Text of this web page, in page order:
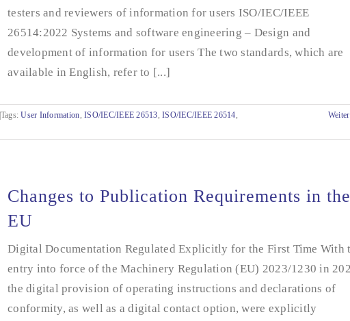
testers and reviewers of information for users ISO/IEC/IEEE
26514:2022 Systems and software engineering – Design and
development of information for users The two standards, which are
available in English, refer to [...]
User Information,ISO/IEC/IEEE 26513,ISO/IEC/IEEE 26514,
Changes to Publication Requirements in the
EU
Digital Documentation Regulated Explicitly for the First Time With
entry into force of the Machinery Regulation (EU) 2023/1230 in
the digital provision of operating instructions and declarations of
conformity, as well as a digital contact option, were explicitly